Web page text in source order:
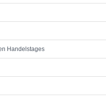
Handelstages